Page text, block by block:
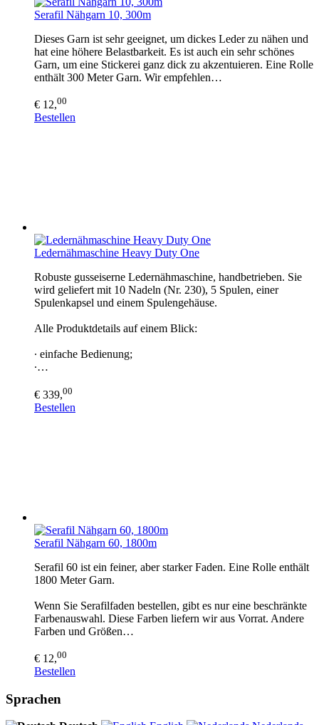
Serafil Nähgarn 10, 300m
Dieses Garn ist sehr geeignet, um dickes Leder zu nähen und
hat eine höhere Belastbarkeit. Es ist auch ein sehr schönes
Garn, um eine Stickerei ganz dick zu akzentuieren. Eine Rolle
enthält 300 Meter Garn. Wir empfehlen…
€ 12,00
Bestellen
Ledernähmaschine Heavy Duty One
Robuste gusseiserne Ledernähmaschine, handbetrieben. Sie
wird geliefert mit 10 Nadeln (Nr. 230), 5 Spulen, einer
Spulenkapsel und einem Spulengehäuse.
Alle Produktdetails auf einem Blick:
∙ einfache Bedienung;
∙…
€ 339,00
Bestellen
Serafil Nähgarn 60, 1800m
Serafil 60 ist ein feiner, aber starker Faden. Eine Rolle enthält
1800 Meter Garn.
Wenn Sie Serafilfaden bestellen, gibt es nur eine beschränkte
Farbenauswahl. Diese Farben liefern wir aus Vorrat. Andere
Farben und Größen…
€ 12,00
Bestellen
Sprachen